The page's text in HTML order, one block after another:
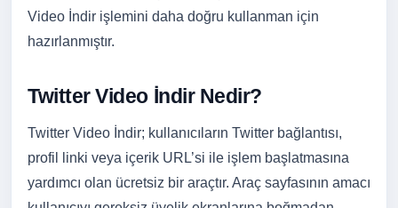
Video İndir işlemini daha doğru kullanman için
hazırlanmıştır.
Twitter Video İndir Nedir?
Twitter Video İndir; kullanıcıların Twitter bağlantısı,
profil linki veya içerik URL’si ile işlem başlatmasına
yardımcı olan ücretsiz bir araçtır. Araç sayfasının amacı